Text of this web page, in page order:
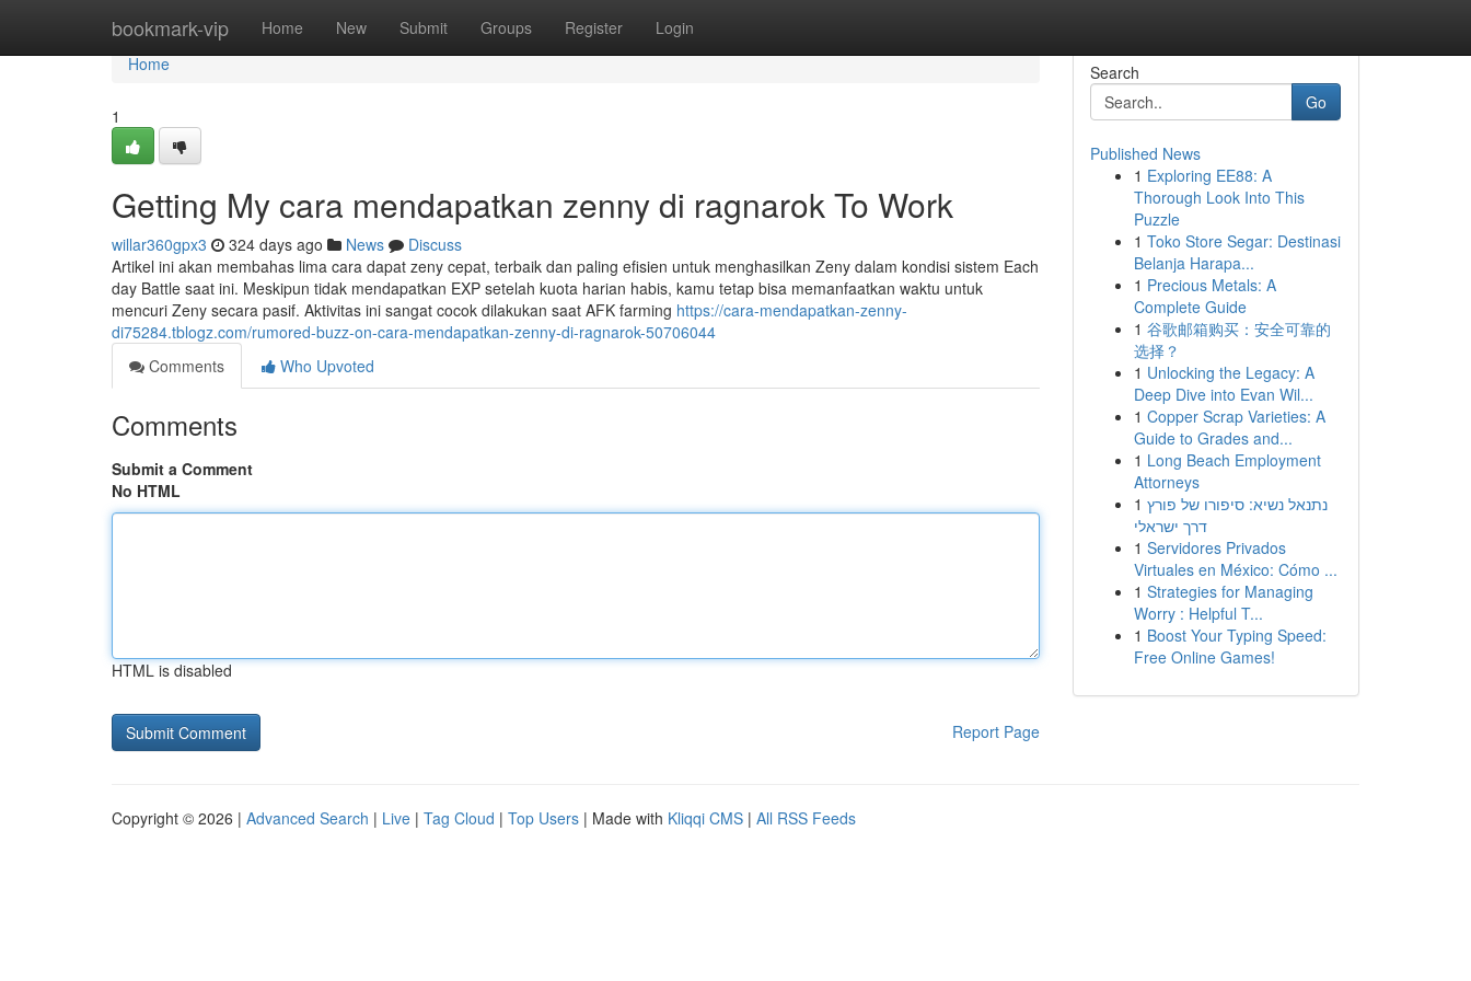
bookmark-vip Home New Submit Groups Register Login
Home
Home
1
Getting My cara mendapatkan zenny di ragnarok To Work
willar360gpx3 324 days ago News
Discuss
Artikel ini akan membahas lima cara dapat zeny cepat, terbaik dan paling efisien untuk menghasilkan Zeny dalam kondisi sistem Each
day Battle saat ini. Meskipun tidak mendapatkan EXP setelah kuota harian habis, kamu tetap bisa memanfaatkan waktu untuk
mencuri Zeny secara pasif. Aktivitas ini sangat cocok dilakukan saat AFK farming https://cara-mendapatkan-zenny-
di75284.tblogz.com/rumored-buzz-on-cara-mendapatkan-zenny-di-ragnarok-50706044
Comments
Who Upvoted
Comments
Submit a Comment
No HTML
HTML is disabled
Report Page
Search
Go
Published News
1 Exploring EE88: A
Thorough Look Into This
Puzzle
1 Toko Store Segar: Destinasi
Belanja Harapa...
1 Precious Metals: A
Complete Guide
1 谷歌邮箱购买：安全可靠的
选择？
1 Unlocking the Legacy: A
Deep Dive into Evan Wil...
1 Copper Scrap Varieties: A
Guide to Grades and...
1 Long Beach Employment
Attorneys
1 נתנאל נשיא: סיפורו של פורץ
דרך ישראלי
1 Servidores Privados
Virtuales en México: Cómo ...
1 Strategies for Managing
Worry : Helpful T...
1 Boost Your Typing Speed:
Free Online Games!
Copyright © 2026 | Advanced Search | Live | Tag Cloud | Top Users | Made with Kliqqi CMS | All RSS Feeds